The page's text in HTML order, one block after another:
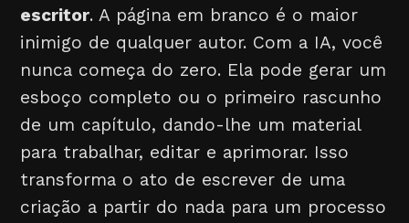
escritor. A página em branco é o maior
inimigo de qualquer autor. Com a IA, você
nunca começa do zero. Ela pode gerar um
esboço completo ou o primeiro rascunho
de um capítulo, dando-lhe um material
para trabalhar, editar e aprimorar. Isso
transforma o ato de escrever de uma
criação a partir do nada para um processo